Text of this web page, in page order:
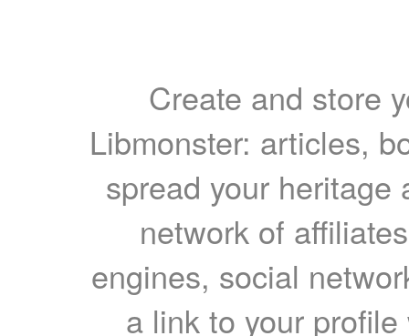
Create and store
Libmonster: articles,
spread your heritage
network of
engines, social
a link to your